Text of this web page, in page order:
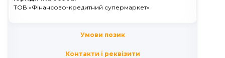
ТОВ «Фінансово-кредитний супермаркет»
Умови позик
Контакти i реквізити